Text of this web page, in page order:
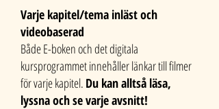
Varje kapitel/tema inläst och
videobaserad
Både E-boken och det digitala
kursprogrammet innehåller länkar till filmer
för varje kapitel. Du kan alltså läsa,
lyssna och se varje avsnitt!